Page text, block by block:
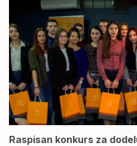
Raspisan konkurs za